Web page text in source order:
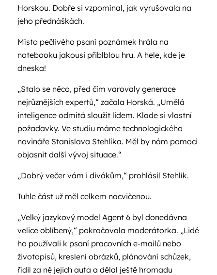
Horskou. Dobře si vzpomínal, jak vyrušovala na
jeho přednáškách.
Místo pečlivého psaní poznámek hrála na
notebooku jakousi přiblblou hru. A hele, kde je
dneska!
„Stalo se něco, před čím varovaly generace
nejrůznějších expertů,“ začala Horská. „Umělá
inteligence odmítá sloužit lidem. Klade si vlastní
požadavky. Ve studiu máme technologického
novináře Stanislava Stehlíka. Měl by nám pomoci
objasnit další vývoj situace.“
„Dobrý večer vám i divákům,“ prohlásil Stehlík.
Tuhle část už měl celkem nacvičenou.
„Velký jazykový model Agent 6 byl donedávna
velice oblíbený,“ pokračovala moderátorka. „Lidé
ho používali k psaní pracovních e-mailů nebo
životopisů, kreslení obrázků, plánování schůzek,
řídil za ně jejich auta a dělal ještě hromadu